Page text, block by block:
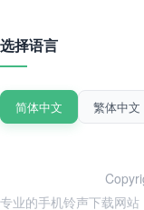
选择语言
简体中文 繁体中文
专业的手机铃声下载网